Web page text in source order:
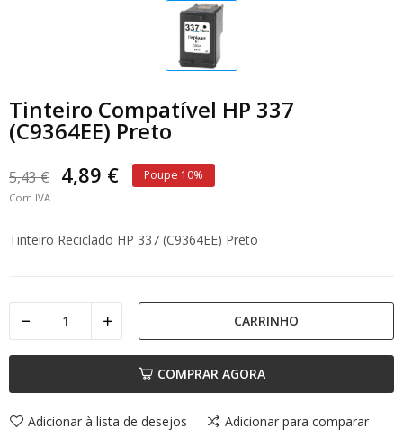
Tinteiro Compatível HP 337
(C9364EE) Preto
5,43 € 4,89 € Poupe 10%
Com IVA
Tinteiro Reciclado HP 337 (C9364EE) Preto
CARRINHO
COMPRAR AGORA
Adicionar à lista de desejos Adicionar para comparar